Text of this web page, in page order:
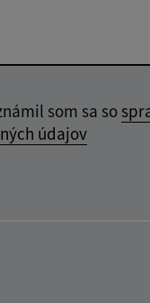
som sa so
údajov